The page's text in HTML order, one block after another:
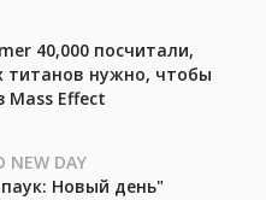
40,000 посчитали,
титанов нужно, чтобы
Mass Effect
NEW DAY
Новый день"